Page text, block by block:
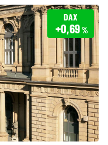
DAX
+0,69%